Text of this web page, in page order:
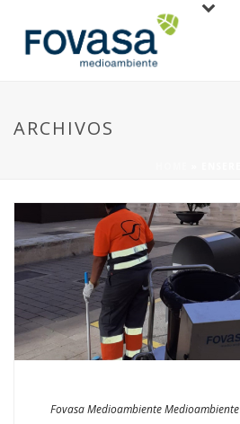
ARCHIVOS
Fovasa MedioambienteMedioambiente